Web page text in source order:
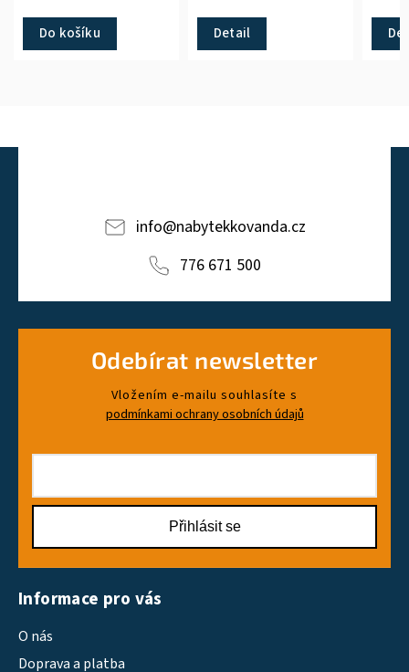
Do košíku
každodenní stolování.
Detail
info@nabytekkovanda.cz
776 671 500
Odebírat newsletter
Vložením e-mailu souhlasíte s
podmínkami ochrany osobních údajů
Přihlásit se
Informace pro vás
O nás
Doprava a platba